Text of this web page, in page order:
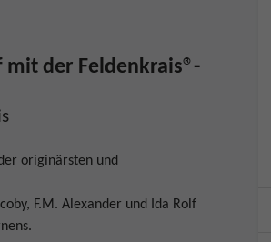
mit der Feldenkrais®-
originärsten und
F.M. Alexander und Ida Rolf